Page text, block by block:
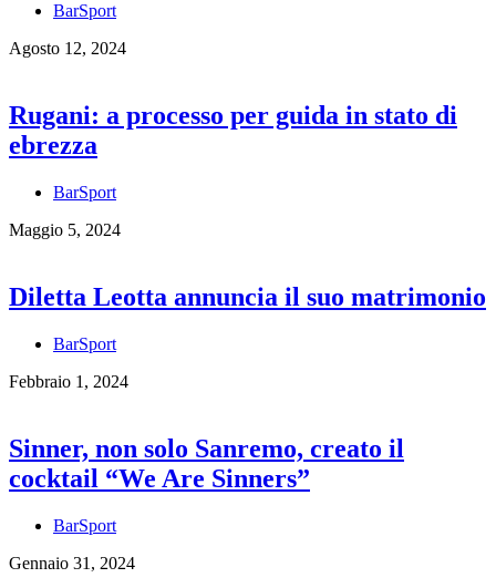
BarSport
Agosto 12, 2024
Rugani: a processo per guida in stato di
ebrezza
BarSport
Maggio 5, 2024
Diletta Leotta annuncia il suo matrimonio
BarSport
Febbraio 1, 2024
Sinner, non solo Sanremo, creato il
cocktail “We Are Sinners”
BarSport
Gennaio 31, 2024